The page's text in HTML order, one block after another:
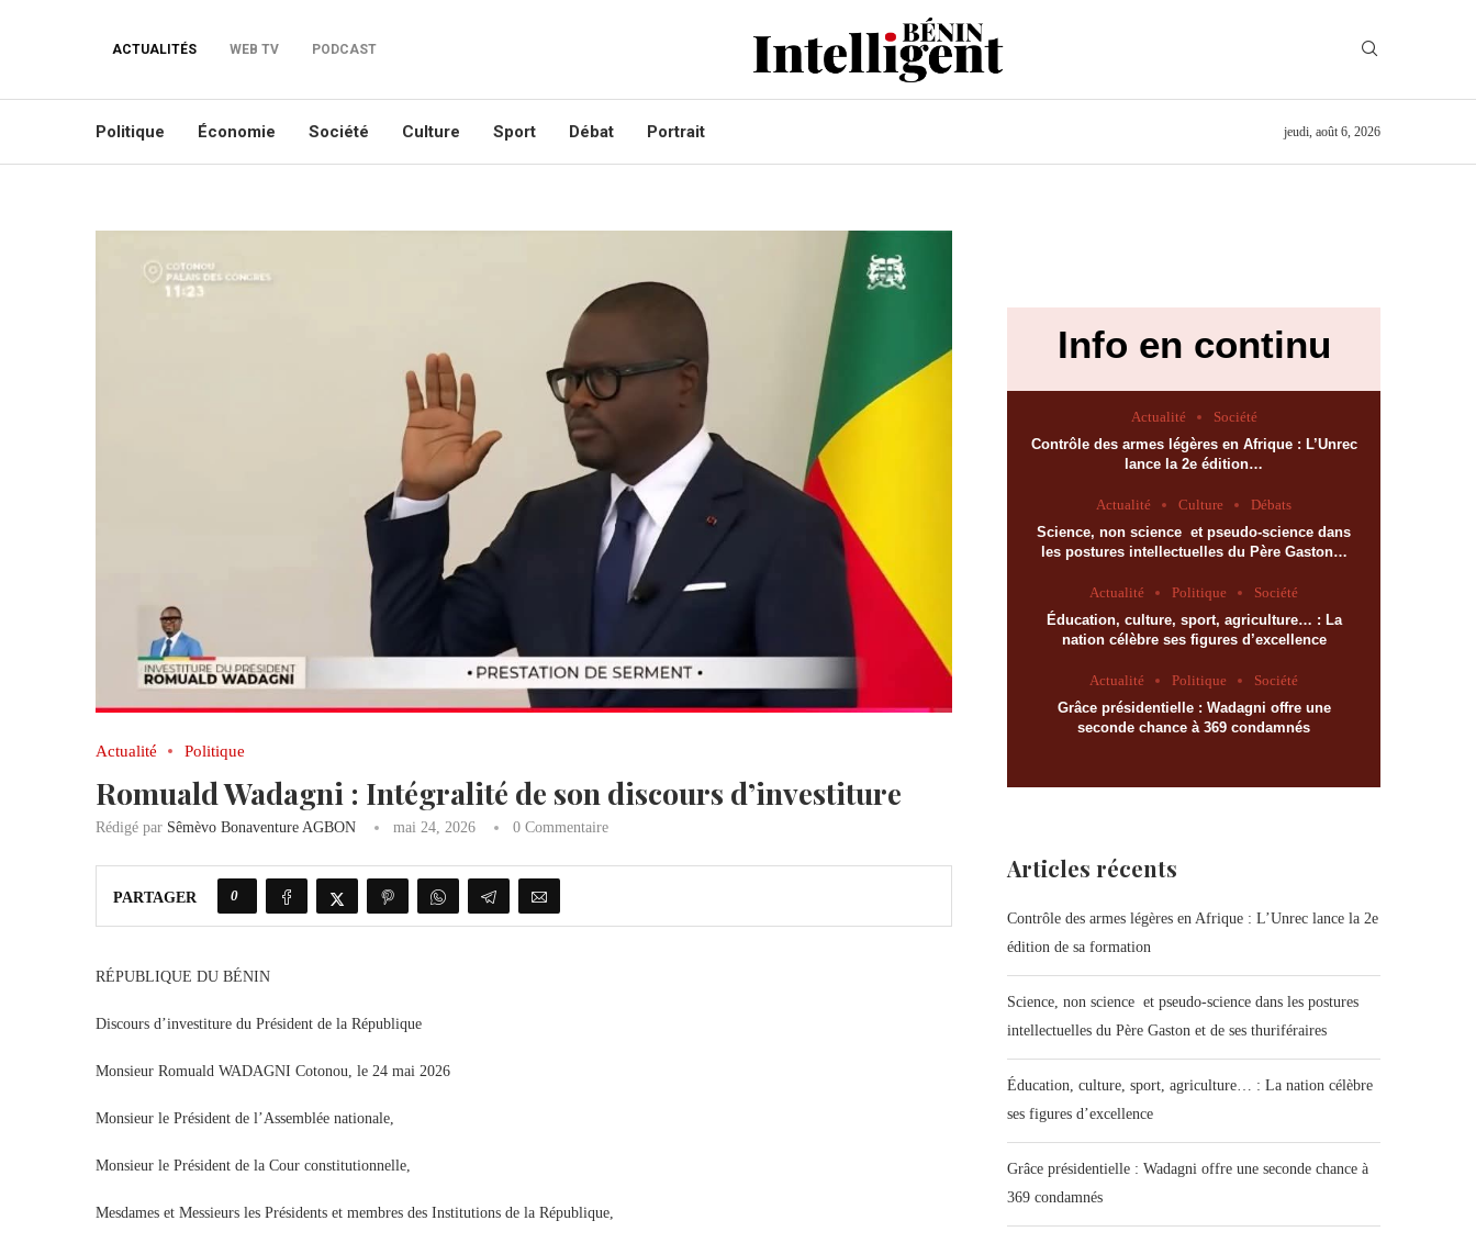
ACTUALITÉS WEB TV PODCAST
Politique Économie Société Culture Sport Débat Portrait jeudi, août 6, 2026
Actualité Politique
Romuald Wadagni : Intégralité de son discours d’investiture
Rédigé par Sêmèvo Bonaventure AGBON mai 24, 2026 0 Commentaire
PARTAGER 0
RÉPUBLIQUE DU BÉNIN
Discours d’investiture du Président de la République
Monsieur Romuald WADAGNI Cotonou, le 24 mai 2026
Monsieur le Président de l’Assemblée nationale,
Monsieur le Président de la Cour constitutionnelle,
Mesdames et Messieurs les Présidents et membres des Institutions de la République,
Info en continu
Actualité
Société
Contrôle des armes légères en Afrique : L’Unrec
lance la 2e édition…
Actualité Culture
Débats
Science, non science et pseudo-science dans
les postures intellectuelles du Père Gaston…
Actualité Politique
Société
Éducation, culture, sport, agriculture… : La
nation célèbre ses figures d’excellence
Actualité Politique
Société
Grâce présidentielle : Wadagni offre une
seconde chance à 369 condamnés
Articles récents
Contrôle des armes légères en Afrique : L’Unrec lance la 2e
édition de sa formation
Science, non science et pseudo-science dans les postures
intellectuelles du Père Gaston et de ses thuriféraires
Éducation, culture, sport, agriculture… : La nation célèbre
ses figures d’excellence
Grâce présidentielle : Wadagni offre une seconde chance à
369 condamnés